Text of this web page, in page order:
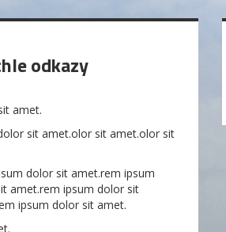
odkazy
amet.
sit amet.olor sit amet.olor sit
dolor sit amet.rem ipsum
amet.rem ipsum dolor sit
ipsum dolor sit amet.